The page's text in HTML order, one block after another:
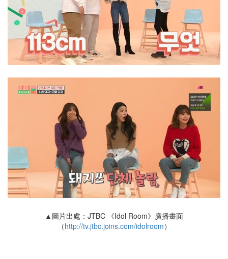
▲圖片出處：JTBC 《Idol Room》廣播畫面
（http://tv.jtbc.joins.com/idolroom）